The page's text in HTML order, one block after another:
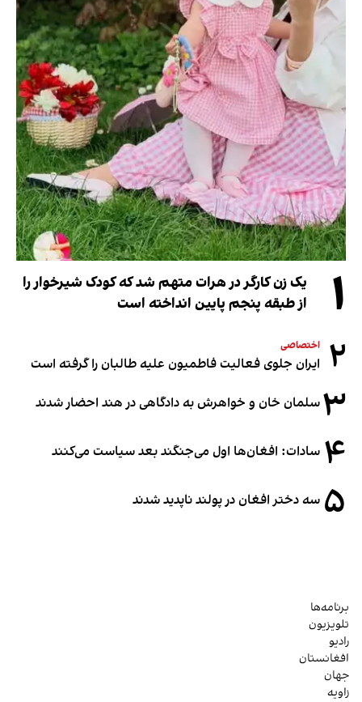
۱
یک زن کارگر در هرات متهم شد که کودک شیرخوار را
از طبقه پنجم پایین انداخته است
۲ اختصاصی
ایران جلوی فعالیت فاطمیون علیه طالبان را گرفته است
۳سلمان خان و خواهرش به دادگاهی در هند احضار شدند
۴ سادات: افغان‌ها اول می‌جنگند بعد سیاست می‌کنند
۵ سه دختر افغان در پولند ناپدید شدند
برنامه‌ها
تلویزیون
رادیو
افغانستان
جهان
زاویه